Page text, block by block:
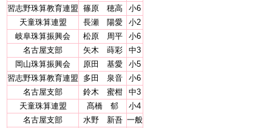
習志野珠算教育連盟 篠原 穂高
小6
天童珠算連盟
長瀬 陽愛
小2
岐阜珠算振興会
松原 周平
小6
名古屋支部
矢木 蒔彩
中3
岡山珠算振興会
原田 基愛
小5
習志野珠算教育連盟
多田 泉音
小6
名古屋支部
鈴木 蜜柑
中3
天童珠算連盟
髙橋 郁
小4
名古屋支部
水野 新吾 一般